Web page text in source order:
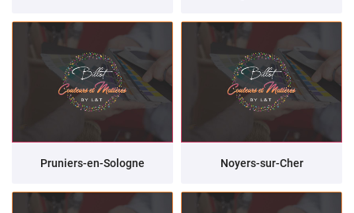
Pruniers-en-Sologne Noyers-sur-Cher